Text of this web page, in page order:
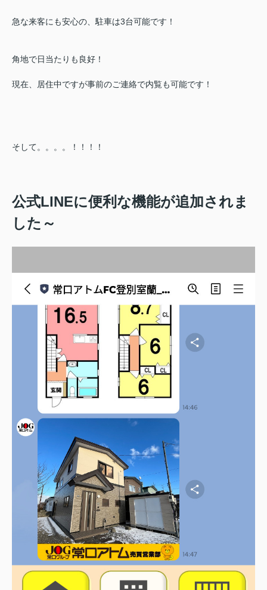
急な来客にも安心の、駐車は3台可能です！
角地で日当たりも良好！
現在、居住中ですが事前のご連絡で内覧も可能です！
そして。。。。！！！！
公式LINEに便利な機能が追加されま
した～